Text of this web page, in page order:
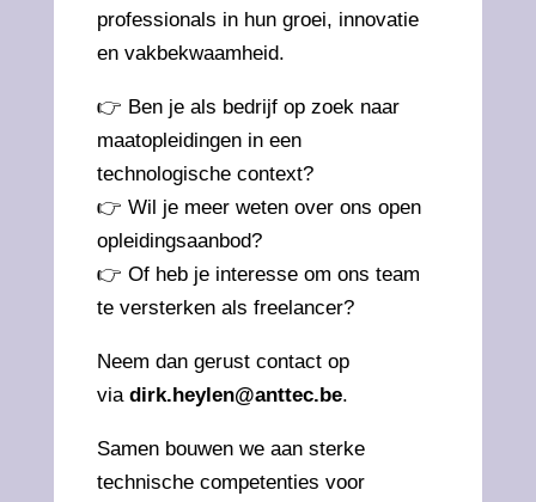
professionals in hun groei, innovatie
en vakbekwaamheid.
👉 Ben je als bedrijf op zoek naar
maatopleidingen in een
technologische context?
👉 Wil je meer weten over ons open
opleidingsaanbod?
👉 Of heb je interesse om ons team
te versterken als freelancer?
Neem dan gerust contact op
via dirk.heylen@anttec.be.
Samen bouwen we aan sterke
technische competenties voor